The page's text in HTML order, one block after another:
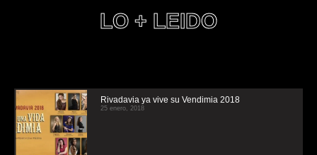
LO + LEIDO
Rivadavia ya vive su Vendimia 2018
25 enero, 2018